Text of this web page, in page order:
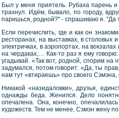
Был у меня приятель. Рубаха парень и
трахнул. Идём, бывало, по городу,
паришься, родной?" - спрашиваю я. "Да
Если перечислить, где и как он
ресторанах, на выставках, в столовых
электричках, в аэропортах, на
на чердаках,… Как-то раз я ему
угадывай. «Так вот, родной, спорим на
задумался, потом говорит: «Да, ты
нам тут «втираешь» про своего
Никакой «назидаловки», друзья,
однажды беда. Женился. Дело
опечалена. Она, конечно,
художеств. Тем не менее, Сэмэн жену